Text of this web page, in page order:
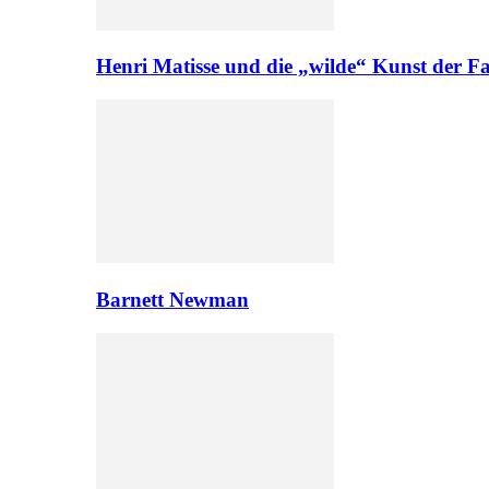
Henri Matisse und die „wilde“ Kunst der
Barnett Newman